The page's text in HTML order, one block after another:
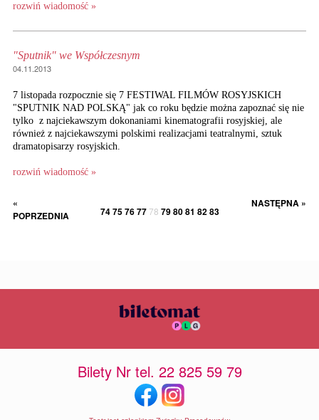
rozwiń wiadomość »
"Sputnik" we Współczesnym
04.11.2013
7 listopada rozpocznie się 7 FESTIWAL FILMÓW ROSYJSKICH
"SPUTNIK NAD POLSKĄ" jak co roku będzie można zapoznać się nie
tylko z najciekawszym dokonaniami kinematografii rosyjskiej, ale
również z najciekawszymi polskimi realizacjami teatralnymi, sztuk
dramatopisarzy rosyjskich.
rozwiń wiadomość »
«
POPRZEDNIA
7475767778 798081 8283
NASTĘPNA »
Bilety Nr tel. 22 825 59 79